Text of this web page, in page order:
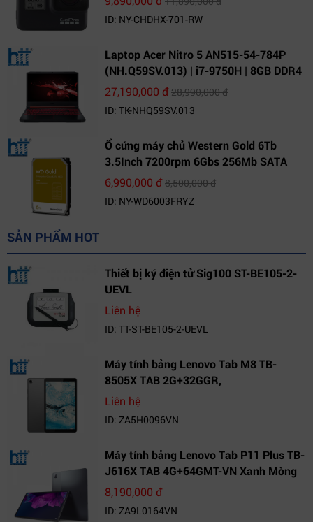
ID: NY-CHDHX-701-RW
Laptop Acer Nitro 5 AN515-54-784P
(NH.Q59SV.013) | i7-9750H | 8GB DDR4
| 1TB HDD | GeForce GTX 1650 4GB |
27,190,000 đ28,990,000 đ
ID: TK-NHQ59SV.013
Ổ cứng máy chủ Western Gold 6Tb
3.5Inch 7200rpm 6Gbs 256Mb SATA
(WD6003FRYZ)
6,990,000 đ8,500,000 đ
ID: NY-WD6003FRYZ
SẢN PHẨM HOT
Thiết bị ký điện tử Sig100 ST-BE105-2-
UEVL
Liên hệ
ID: TT-ST-BE105-2-UEVL
Máy tính bảng Lenovo Tab M8 TB-
8505X TAB 2G+32GGR,
VN_ZA5H0096VN
Liên hệ
ID: ZA5H0096VN
Máy tính bảng Lenovo Tab P11 Plus TB-
J616X TAB 4G+64GMT-VN Xanh Mòng
Két_ZA9L0164VN
8,190,000 đ
ID: ZA9L0164VN